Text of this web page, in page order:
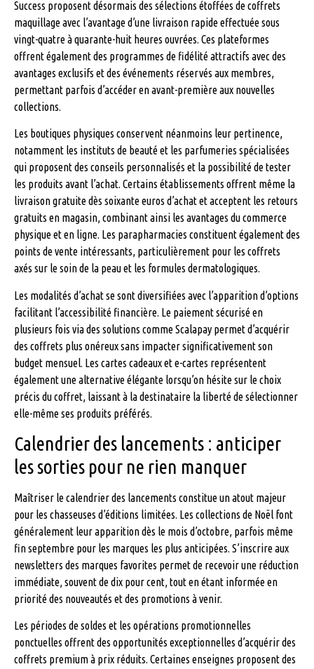
Success proposent désormais des sélections étoffées de coffrets
maquillage avec l’avantage d’une livraison rapide effectuée sous
vingt-quatre à quarante-huit heures ouvrées. Ces plateformes
offrent également des programmes de fidélité attractifs avec des
avantages exclusifs et des événements réservés aux membres,
permettant parfois d’accéder en avant-première aux nouvelles
collections.
Les boutiques physiques conservent néanmoins leur pertinence,
notamment les instituts de beauté et les parfumeries spécialisées
qui proposent des conseils personnalisés et la possibilité de tester
les produits avant l’achat. Certains établissements offrent même la
livraison gratuite dès soixante euros d’achat et acceptent les retours
gratuits en magasin, combinant ainsi les avantages du commerce
physique et en ligne. Les parapharmacies constituent également des
points de vente intéressants, particulièrement pour les coffrets
axés sur le soin de la peau et les formules dermatologiques.
Les modalités d’achat se sont diversifiées avec l’apparition d’options
facilitant l’accessibilité financière. Le paiement sécurisé en
plusieurs fois via des solutions comme Scalapay permet d’acquérir
des coffrets plus onéreux sans impacter significativement son
budget mensuel. Les cartes cadeaux et e-cartes représentent
également une alternative élégante lorsqu’on hésite sur le choix
précis du coffret, laissant à la destinataire la liberté de sélectionner
elle-même ses produits préférés.
Calendrier des lancements : anticiper
les sorties pour ne rien manquer
Maîtriser le calendrier des lancements constitue un atout majeur
pour les chasseuses d’éditions limitées. Les collections de Noël font
généralement leur apparition dès le mois d’octobre, parfois même
fin septembre pour les marques les plus anticipées. S’inscrire aux
newsletters des marques favorites permet de recevoir une réduction
immédiate, souvent de dix pour cent, tout en étant informée en
priorité des nouveautés et des promotions à venir.
Les périodes de soldes et les opérations promotionnelles
ponctuelles offrent des opportunités exceptionnelles d’acquérir des
coffrets premium à prix réduits. Certaines enseignes proposent des